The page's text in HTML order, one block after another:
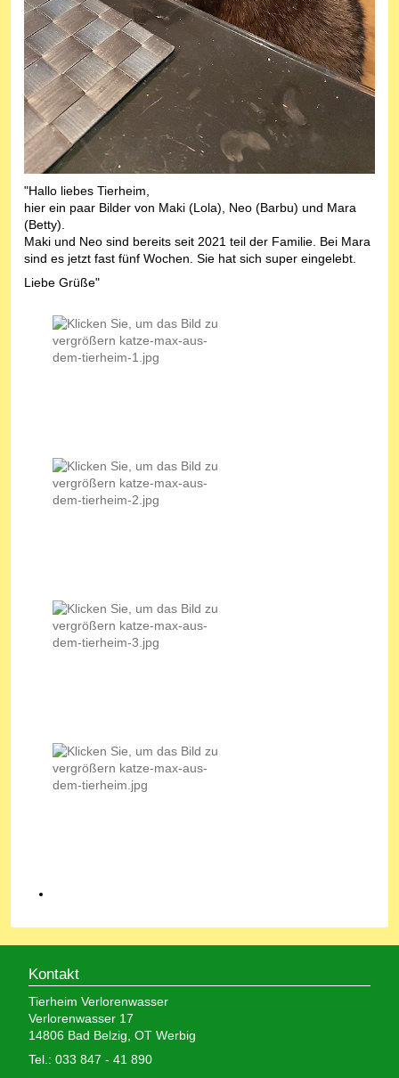
"Hallo liebes Tierheim,
hier ein paar Bilder von Maki (Lola), Neo (Barbu) und Mara
(Betty).
Maki und Neo sind bereits seit 2021 teil der Familie. Bei Mara
sind es jetzt fast fünf Wochen. Sie hat sich super eingelebt.
Liebe Grüße"
Kontakt
Tierheim Verlorenwasser
Verlorenwasser 17
14806 Bad Belzig, OT Werbig
Tel.: 033 847 - 41 890